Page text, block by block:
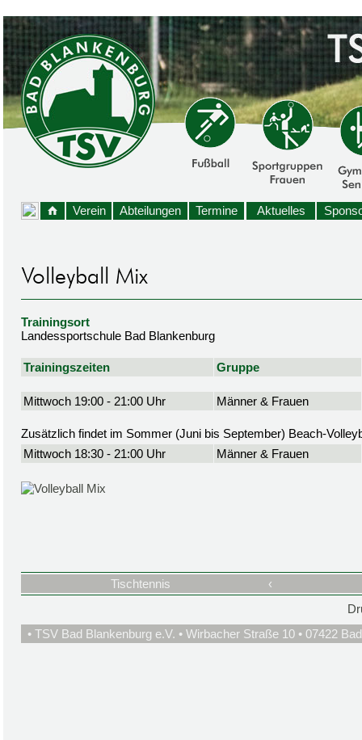
Verein Abteilungen Termine Aktuelles
Trainingsort
Landessportschule Bad Blankenburg
Trainingszeiten Gruppe
Mittwoch 19:00 - 21:00 Uhr Männer & Frauen
Zusätzlich findet im Sommer (Juni bis September) Beach-
Mittwoch 18:30 - 21:00 Uhr
Männer & Frauen
Tischtennis
‹
• TSV Bad Blankenburg e.V. • Wirbacher Straße 10 • 07422